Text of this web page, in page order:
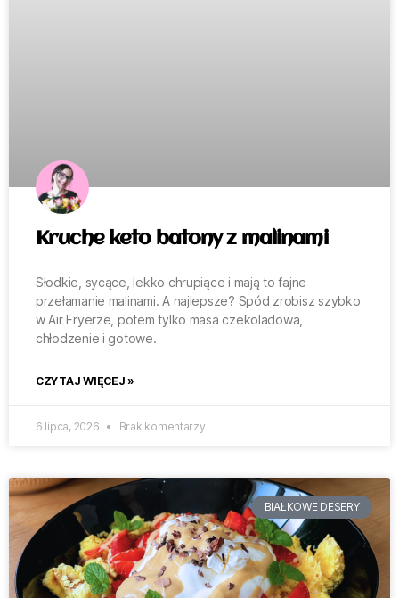
Kruche keto batony z malinami
Słodkie, sycące, lekko chrupiące i mają to fajne
przełamanie malinami. A najlepsze? Spód zrobisz szybko
w Air Fryerze, potem tylko masa czekoladowa,
chłodzenie i gotowe.
CZYTAJ WIĘCEJ »
6 lipca, 2026 Brak komentarzy
BIAŁKOWE DESERY